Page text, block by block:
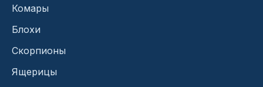
Комары
Блохи
Скорпионы
Ящерицы